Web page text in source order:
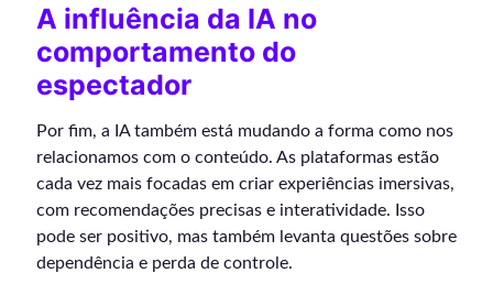
A influência da IA no
comportamento do
espectador
Por fim, a IA também está mudando a forma como nos
relacionamos com o conteúdo. As plataformas estão
cada vez mais focadas em criar experiências imersivas,
com recomendações precisas e interatividade. Isso
pode ser positivo, mas também levanta questões sobre
dependência e perda de controle.